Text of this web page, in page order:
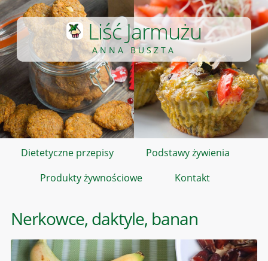
Liść Jarmużu
ANNA BUSZTA
Dietetyczne przepisy
Podstawy żywienia
Produkty żywnościowe
Kontakt
Nerkowce, daktyle, banan